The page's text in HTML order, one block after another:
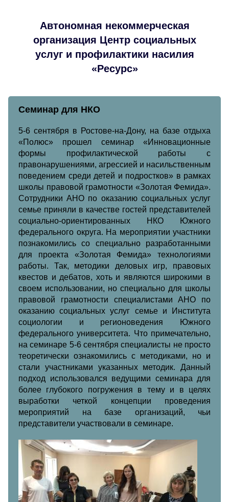
Автономная некоммерческая
организация Центр социальных
услуг и профилактики насилия
«Ресурс»
Семинар для НКО
5-6 сентября в Ростове-на-Дону, на базе отдыха
«Полюс» прошел семинар «Инновационные
формы профилактической работы с
правонарушениями, агрессией и насильственным
поведением среди детей и подростков» в рамках
школы правовой грамотности «Золотая Фемида».
Сотрудники АНО по оказанию социальных услуг
семье приняли в качестве гостей представителей
социально-ориентированных НКО Южного
федерального округа. На мероприятии участники
познакомились со специально разработанными
для проекта «Золотая Фемида» технологиями
работы. Так, методики деловых игр, правовых
квестов и дебатов, хоть и являются широкими в
своем использовании, но специально для школы
правовой грамотности специалистами АНО по
оказанию социальных услуг семье и Института
социологии и регионоведения Южного
федерального университета. Что примечательно,
на семинаре 5-6 сентября специалисты не просто
теоретически ознакомились с методиками, но и
стали участниками указанных методик. Данный
подход использовался ведущими семинара для
более глубокого погружения в тему и в целях
выработки четкой концепции проведения
мероприятий на базе организаций, чьи
представители участвовали в семинаре.